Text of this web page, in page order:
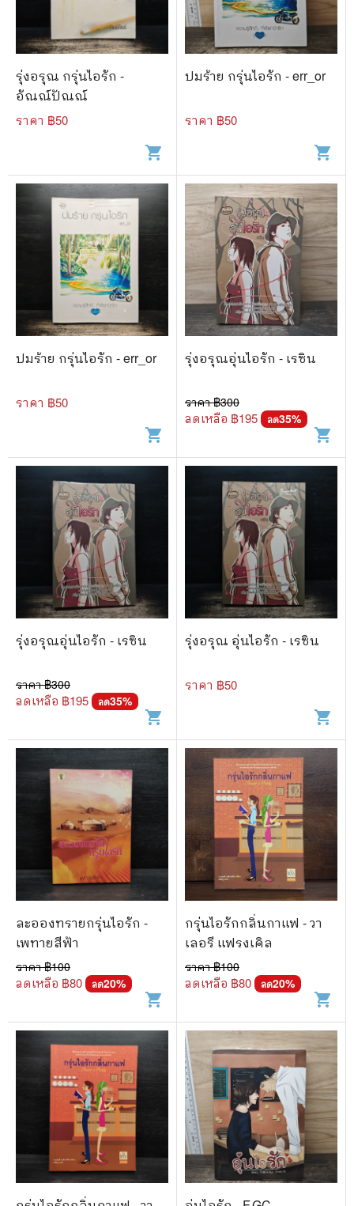
รุ่งอรุณ กรุ่นไอรัก -
อัณณ์ปัณณ์
ราคา ฿50
shopping_cart
ปมร้าย กรุ่นไอรัก - err_or
ราคา ฿50
shopping_cart
ปมร้าย กรุ่นไอรัก - err_or
ราคา ฿50
shopping_cart
รุ่งอรุณอุ่นไอรัก - เรซิน
ราคา ฿300
ลดเหลือ ฿195 ลด35%
shopping_cart
รุ่งอรุณอุ่นไอรัก - เรซิน
ราคา ฿300
ลดเหลือ ฿195 ลด35%
shopping_cart
รุ่งอรุณ อุ่นไอรัก - เรซิน
ราคา ฿50
shopping_cart
ละอองทรายกรุ่นไอรัก -
เพทายสีฟ้า
ราคา ฿100
ลดเหลือ ฿80 ลด20%
shopping_cart
กรุ่นไอรักกลิ่นกาแฟ - วา
เลอรี แฟรงเคิล
ราคา ฿100
ลดเหลือ ฿80 ลด20%
shopping_cart